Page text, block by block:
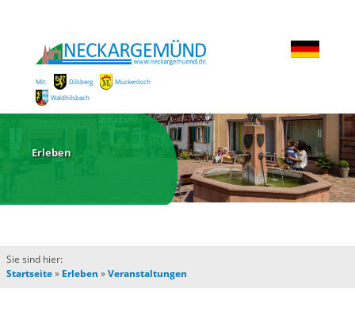
Mit: Dilsberg
Mückenloch
Waldhilsbach
Erleben
Sie sind hier:
Startseite» Erleben »Veranstaltungen